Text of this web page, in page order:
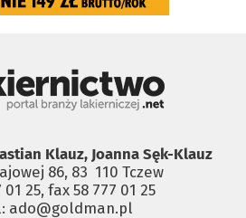
Klauz, Joanna Sęk-Klauz
86, 83 ­ 110 Tczew
25, fax 58 777 01 25
ado@goldman.pl